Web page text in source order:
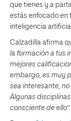
que tienes y a
estás enfocado en
inteligencia
Calzadilla afirma
la formación a tus
mejores
embargo, es muy
sea interesante,
Algunas
consciente de ello”.